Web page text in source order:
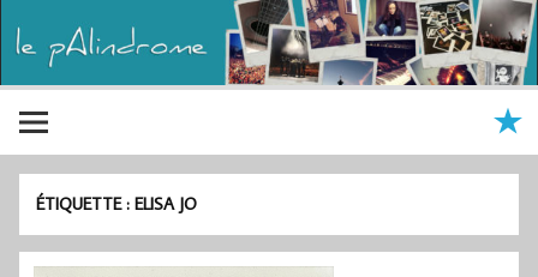
ÉTIQUETTE :ELISA JO